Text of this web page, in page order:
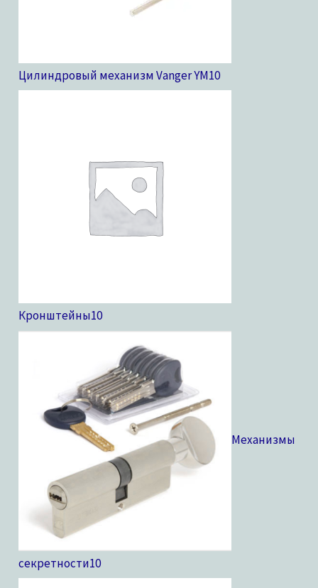
Цилиндровый механизм Vanger YM10
Кронштейны10
Механизмы
секретности10